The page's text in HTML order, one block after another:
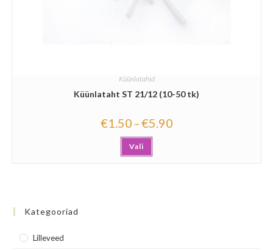
Küünlatahid
Küünlataht ST 21/12 (10-50 tk)
€1.50 –€5.90
Vali
Kategooriad
Lilleveed